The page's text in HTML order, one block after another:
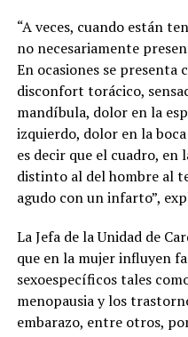
“A veces, cuando están
no necesariamente
En ocasiones se presenta
disconfort torácico,
mandíbula, dolor en la
izquierdo, dolor en la
es decir que el cuadro, en
distinto al del hombre al
agudo con un infarto”,
La Jefa de la Unidad de
que en la mujer influyen
sexoespecíficos tales
menopausia y los
embarazo, entre otros,